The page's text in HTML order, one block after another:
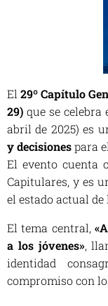
El29º Capítulo
29) que se celebra
abril de 2025) es
y decisionespara
El evento cuenta
Capitulares, y es
el estado actual
El tema central,
a los jóvenes»,
identidad
compromiso con